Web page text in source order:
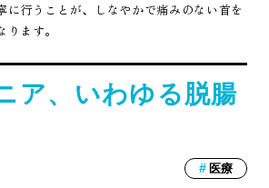
に行うことが、しなやかで痛みのない首を
ます。
ア、いわゆる脱腸
医療